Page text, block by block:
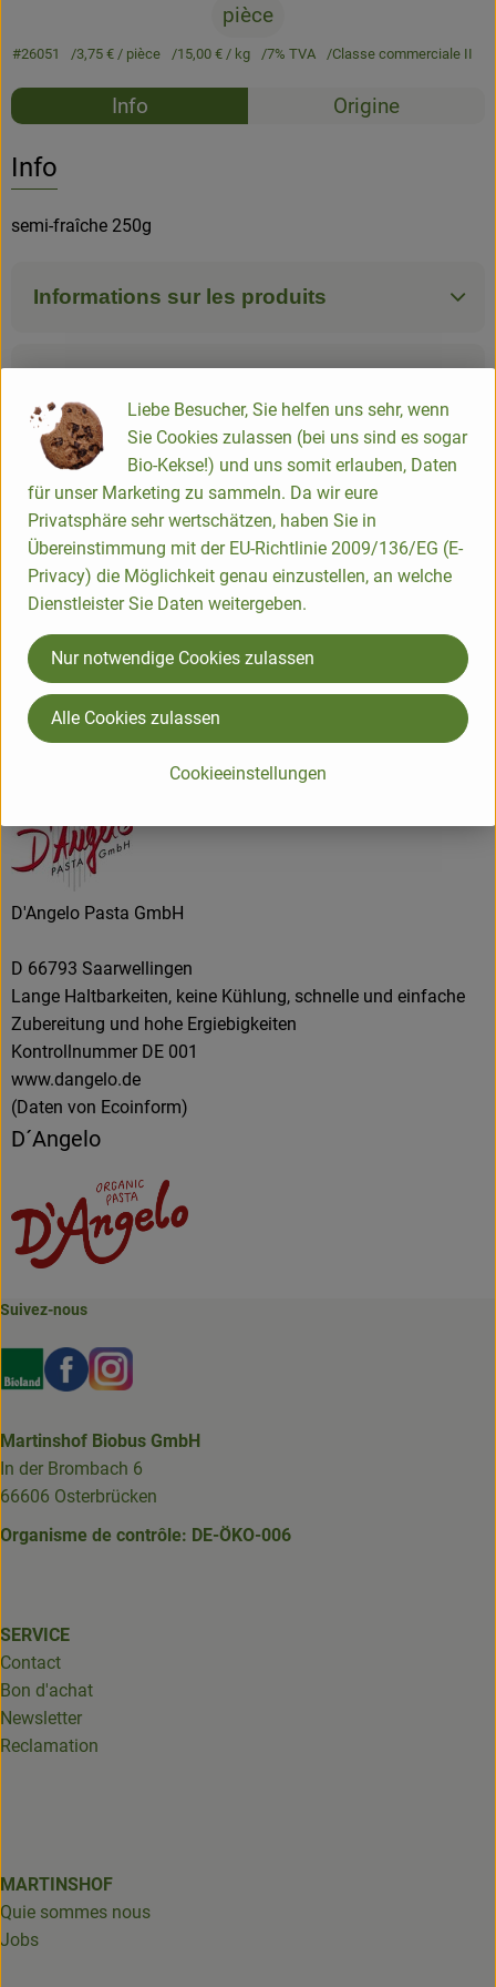
pièce
#26051 3,75 € / pièce 15,00 € / kg 7% TVA Classe commerciale II
Recettes
Info Origine
Info
semi-fraîche 250g
Informations sur les produits
Infos nutritionnelles
Fiche produit
Origine
Hersteller: D´Angelo
D'Angelo Pasta GmbH
D 66793 Saarwellingen
Lange Haltbarkeiten, keine Kühlung, schnelle und einfache
Zubereitung und hohe Ergiebigkeiten
Kontrollnummer DE 001
www.dangelo.de
(Daten von Ecoinform)
D´Angelo
Suivez-nous
Externer Link zu https://www.bioland.de/verbraucher
Externer Link zu https://www.facebook.com/
Externer Link zu https://www.instagram.com/
Martinshof Biobus GmbH
In der Brombach 6
66606 Osterbrücken
Organisme de contrôle: DE-ÖKO-006
SERVICE
Contact
Bon d'achat
Newsletter
Reclamation
MARTINSHOF
Quie sommes nous
Jobs
Liebe Besucher, Sie helfen uns sehr, wenn
Sie Cookies zulassen (bei uns sind es sogar
Bio-Kekse!) und uns somit erlauben, Daten
für unser Marketing zu sammeln. Da wir eure
Privatsphäre sehr wertschätzen, haben Sie in
Übereinstimmung mit der EU-Richtlinie 2009/136/EG (E-
Privacy) die Möglichkeit genau einzustellen, an welche
Dienstleister Sie Daten weitergeben.
Cookieeinstellungen
Nur notwendige Cookies zulassen
Alle Cookies zulassen